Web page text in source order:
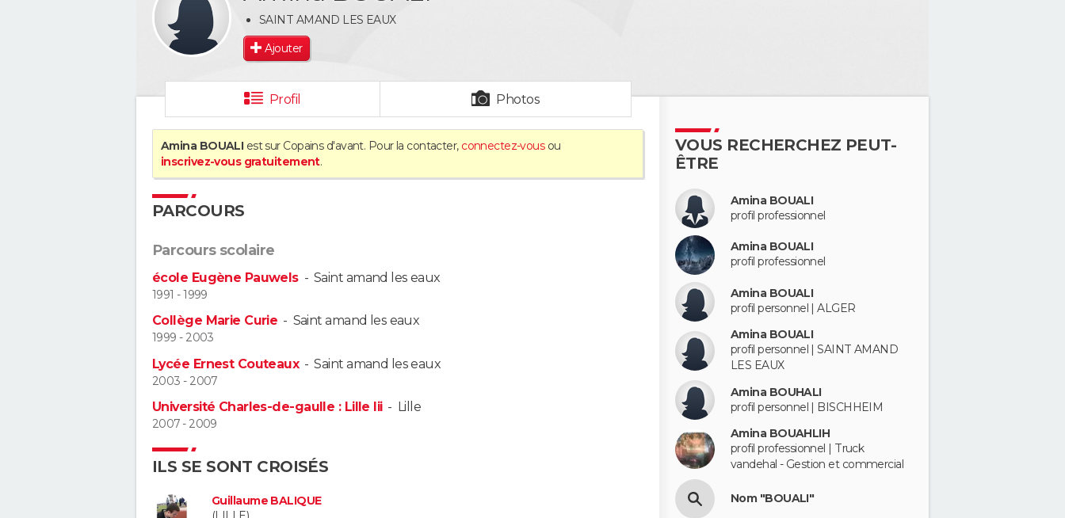
SAINT AMAND LES EAUX
Ajouter
Profil Photos
Amina BOUALI est sur Copains d'avant. Pour la contacter, connectez-vousou
inscrivez-vous gratuitement.
PARCOURS
Parcours scolaire
école Eugène Pauwels-Saint amand les eaux
1991 - 1999
Collège Marie Curie - Saint amand les eaux
1999 - 2003
Lycée Ernest Couteaux-Saint amand les eaux
2003 - 2007
Université Charles-de-gaulle : Lille Iii- Lille
2007 - 2009
ILS SE SONT CROISÉS
Guillaume BALIQUE
VOUS RECHERCHEZ PEUT-
ÊTRE
Amina BOUALI
profil professionnel
Amina BOUALI
profil professionnel
Amina BOUALI
profil personnel | ALGER
Amina BOUALI
profil personnel | SAINT AMAND
LES EAUX
Amina BOUHALI
profil personnel | BISCHHEIM
Amina BOUAHLIH
profil professionnel | Truck
vandehal - Gestion et commercial
Nom "BOUALI"